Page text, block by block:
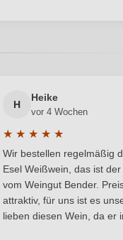
von 4.7 von 5
H
Heike
vor 4 Wochen
★ ★ ★ ★ ★
Durchschnittliche
Wir bestellen regelmäßig
Esel Weißwein, das ist
vom Weingut Bender.
attraktiv, für uns ist es
lieben diesen Wein, da er